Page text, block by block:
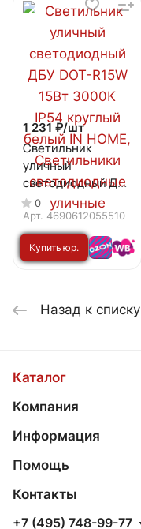
1 231 ₽/шт
Светильник
уличный
светодиодный ДБУ
DOT-R15W 15Вт
3000К IP54
круглый белый IN
HOME
0
Арт. 4690612055510
Купить юр.
Назад к списку
Каталог
Компания
Информация
Помощь
Контакты
+7 (495) 748-99-77